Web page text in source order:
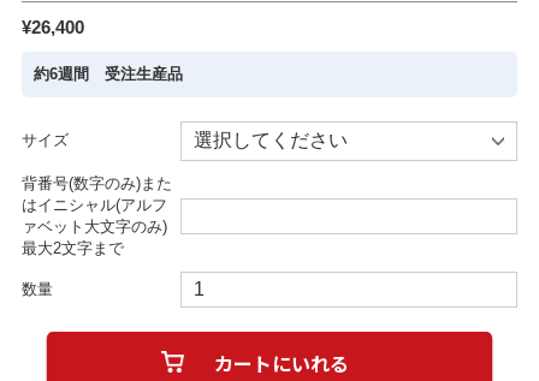
¥26,400
約6週間 受注生産品
サイズ
背番号(数字のみ)また
はイニシャル(アルフ
ァベット大文字のみ)
最大2文字まで
数量